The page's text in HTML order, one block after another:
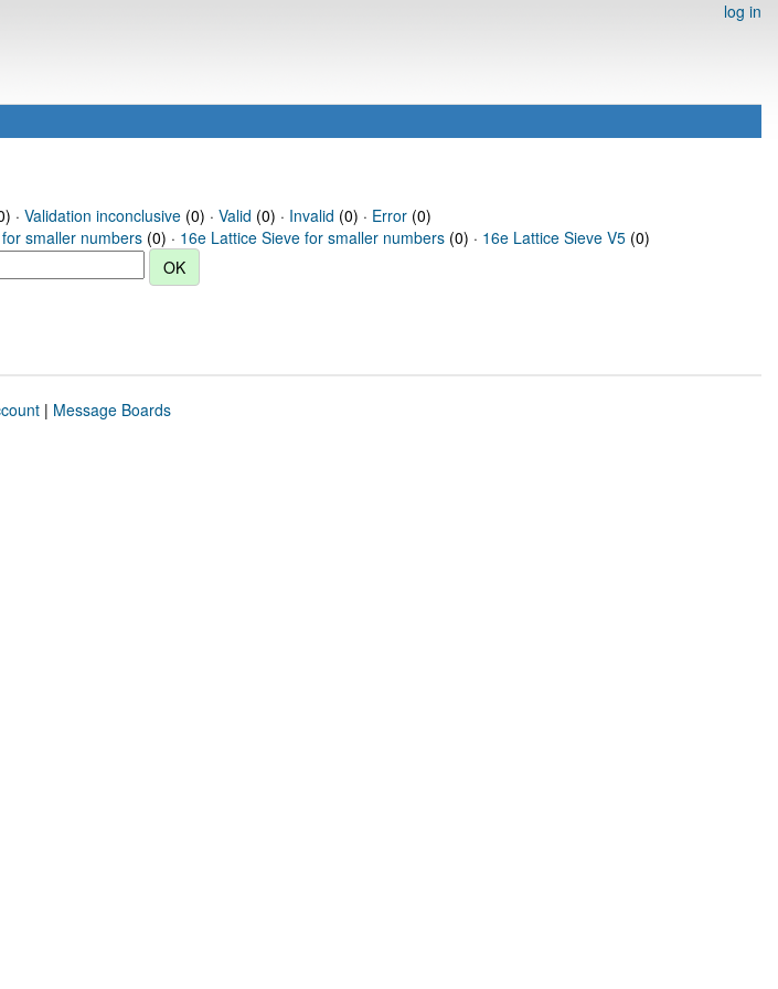
log in
· Validation inconclusive(0) · Valid (0) · Invalid (0) · Error(0)
smaller numbers (0) · 16e Lattice Sieve for smaller numbers (0) · 16e Lattice Sieve V5 (0)
| Message Boards